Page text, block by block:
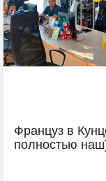
Француз в
полностью